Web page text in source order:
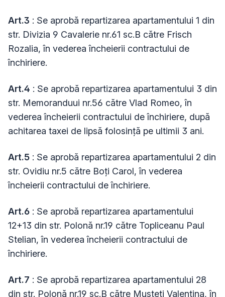
Art.3 : Se aprobă repartizarea apartamentului 1 din
str. Divizia 9 Cavalerie nr.61 sc.B către Frisch
Rozalia, în vederea încheierii contractului de
închiriere.
Art.4 : Se aprobă repartizarea apartamentului 3 din
str. Memoranduui nr.56 către Vlad Romeo, în
vederea încheierii contractului de închiriere, după
achitarea taxei de lipsă folosință pe ultimii 3 ani.
Art.5 : Se aprobă repartizarea apartamentului 2 din
str. Ovidiu nr.5 către Boți Carol, în vederea
încheierii contractului de închiriere.
Art.6 : Se aprobă repartizarea apartamentului
12+13 din str. Polonă nr.19 către Topliceanu Paul
Stelian, în vederea încheierii contractului de
închiriere.
Art.7 : Se aprobă repartizarea apartamentului 28
din str. Polonă nr.19 sc.B către Musteți Valentina, în